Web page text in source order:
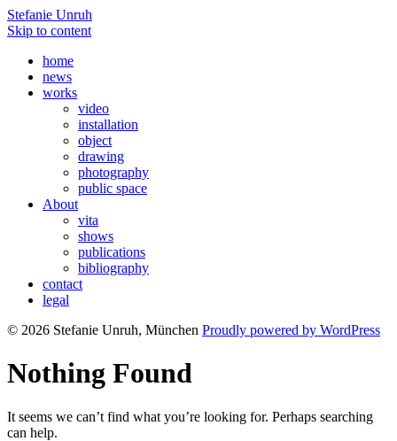
Stefanie Unruh
Skip to content
home
news
works
video
installation
object
drawing
photography
public space
About
vita
shows
publications
bibliography
contact
legal
© 2026 Stefanie Unruh, München Proudly powered by WordPress
Nothing Found
It seems we can’t find what you’re looking for. Perhaps searching
can help.